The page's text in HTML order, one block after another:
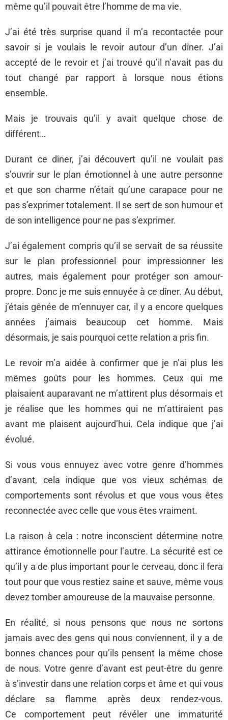
même qu’il pouvait être l’homme de ma vie.
J’ai été très surprise quand il m’a recontactée pour
savoir si je voulais le revoir autour d’un dîner. J’ai
accepté de le revoir et j’ai trouvé qu’il n’avait pas du
tout changé par rapport à lorsque nous étions
ensemble.
Mais je trouvais qu’il y avait quelque chose de
différent…
Durant ce dîner, j’ai découvert qu’il ne voulait pas
s’ouvrir sur le plan émotionnel à une autre personne
et que son charme n’était qu’une carapace pour ne
pas s’exprimer totalement. Il se sert de son humour et
de son intelligence pour ne pas s’exprimer.
J’ai également compris qu’il se servait de sa réussite
sur le plan professionnel pour impressionner les
autres, mais également pour protéger son amour-
propre. Donc je me suis ennuyée à ce dîner. Au début,
j’étais gênée de m’ennuyer car, il y a encore quelques
années j’aimais beaucoup cet homme. Mais
désormais, je sais pourquoi cette relation a pris fin.
Le revoir m’a aidée à confirmer que je n’ai plus les
mêmes goûts pour les hommes. Ceux qui me
plaisaient auparavant ne m’attirent plus désormais et
je réalise que les hommes qui ne m’attiraient pas
avant me plaisent aujourd’hui. Cela indique que j’ai
évolué.
Si vous vous ennuyez avec votre genre d’hommes
d’avant, cela indique que vos vieux schémas de
comportements sont révolus et que vous vous êtes
reconnectée avec celle que vous êtes vraiment.
La raison à cela : notre inconscient détermine notre
attirance émotionnelle pour l’autre. La sécurité est ce
qu’il y a de plus important pour le cerveau, donc il fera
tout pour que vous restiez saine et sauve, même vous
devez tomber amoureuse de la mauvaise personne.
En réalité, si nous pensons que nous ne sortons
jamais avec des gens qui nous conviennent, il y a de
bonnes chances pour qu’ils pensent la même chose
de nous. Votre genre d’avant est peut-être du genre
à s’investir dans une relation corps et âme et qui vous
déclare sa flamme après deux rendez-vous.
Ce comportement peut révéler une immaturité